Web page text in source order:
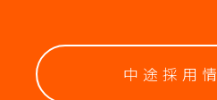
中途採用